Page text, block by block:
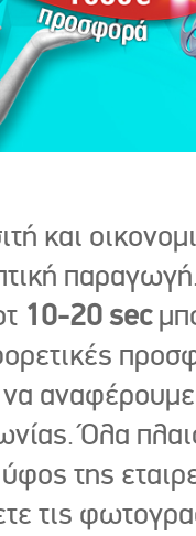
και
10-20 sec
Όλα
της
τις